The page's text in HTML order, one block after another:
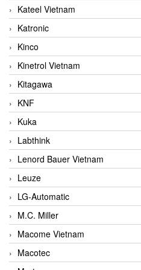
Kateel Vietnam
Katronic
Kinco
Kinetrol Vietnam
Kitagawa
KNF
Kuka
Labthink
Lenord Bauer Vietnam
Leuze
LG-Automatic
M.C. Miller
Macome Vietnam
Macotec